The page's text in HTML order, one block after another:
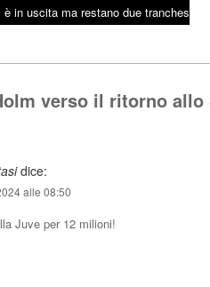
in uscita ma restano due tranches
verso il ritorno allo
dice:
alle 08:50
Juve per 12 milioni!